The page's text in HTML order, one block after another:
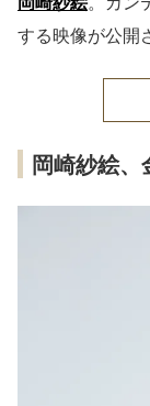
する映像が公開
岡崎紗絵、